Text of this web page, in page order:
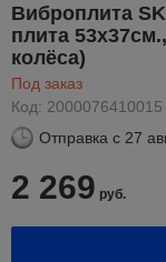
Виброплита
плита
колёса)
Под заказ
Код: 2000076410015
Отправка с 27
2 269 руб.